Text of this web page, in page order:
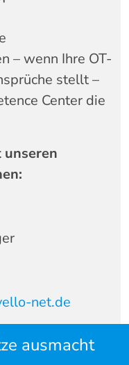
– wenn Ihre OT-
stellt –
Center die
net.de
ausmacht